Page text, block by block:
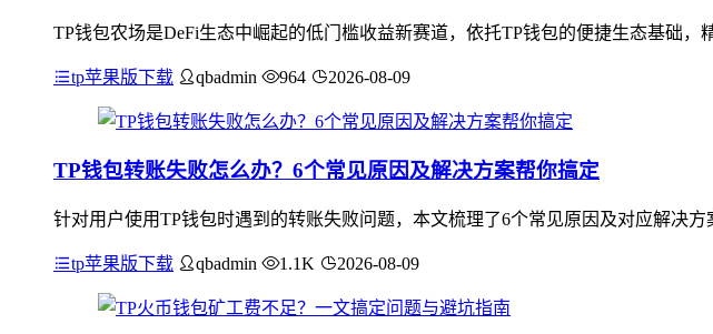
TP钱包农场是DeFi生态中崛起的低门槛收益新赛道，依托TP钱包的便捷生态基础
tp苹果版下载 qbadmin 964 2026-08-09
TP钱包转账失败怎么办？6个常见原因及解决方案帮你搞定
针对用户使用TP钱包时遇到的转账失败问题，本文梳理了6个常见原因及对应解决
tp苹果版下载 qbadmin 1.1K 2026-08-09